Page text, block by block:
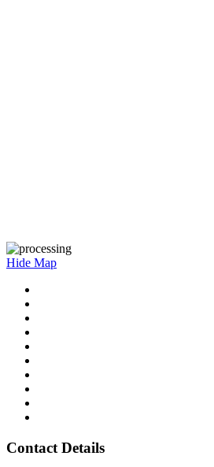
Hide Map
Contact Details